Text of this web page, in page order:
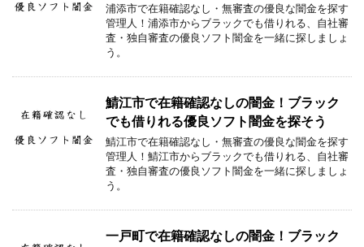
浦添市で在籍確認なし・無審査の優良な闇金を探す
管理人！浦添市からブラックでも借りれる、自社審
査・独自審査の優良ソフト闇金を一緒に探しましょ
う。
鯖江市で在籍確認なしの闇金！ブラック
でも借りれる優良ソフト闇金を探そう
鯖江市で在籍確認なし・無審査の優良な闇金を探す
管理人！鯖江市からブラックでも借りれる、自社審
査・独自審査の優良ソフト闇金を一緒に探しましょ
う。
一戸町で在籍確認なしの闇金！ブラック